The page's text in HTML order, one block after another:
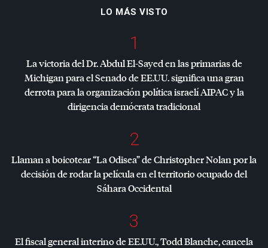
LO MÁS VISTO
1
La victoria del Dr. Abdul El-Sayed en las primarias de
Michigan para el Senado de EE.UU. significa una gran
derrota para la organización política israelíAIPACy la
dirigencia demócrata tradicional
2
Llaman a boicotear “La Odisea” de Christopher Nolan por la
decisión de rodar la película en el territorio ocupado del
Sáhara Occidental
3
El fiscal general interino de EE.UU., Todd Blanche, cancela